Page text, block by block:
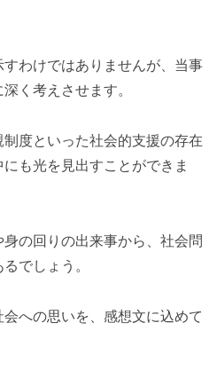
わけではありませんが、当事
く考えさせます。
度といった社会的支援の存在
も光を見出すことができま
の回りの出来事から、社会問
でしょう。
への思いを、感想文に込めて